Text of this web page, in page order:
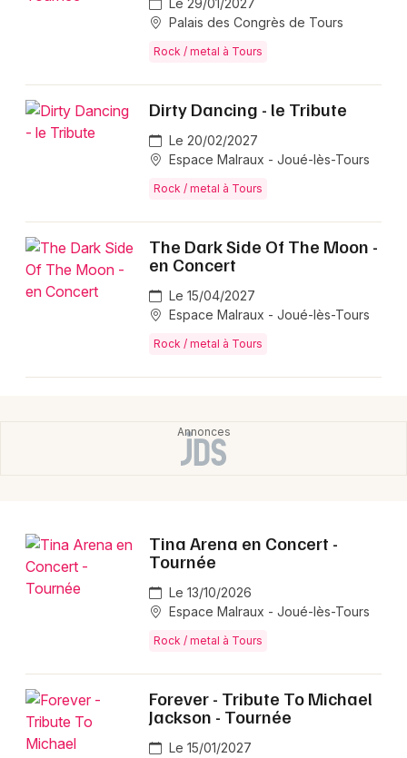
Newsletter des sorties
Artistes en tournée
Magazine en Indre-et-Loire
Choisir mes départements
Mon email
Je m'abonne
Le 29/01/2027
Palais des Congrès de Tours
Rock / metal à Tours
Dirty Dancing - le Tribute
Le 20/02/2027
Espace Malraux - Joué-lès-Tours
Rock / metal à Tours
The Dark Side Of The Moon -
en Concert
Le 15/04/2027
Espace Malraux - Joué-lès-Tours
Rock / metal à Tours
Tina Arena en Concert -
Tournée
Le 13/10/2026
Espace Malraux - Joué-lès-Tours
Rock / metal à Tours
Forever - Tribute To Michael
Jackson - Tournée
Le 15/01/2027